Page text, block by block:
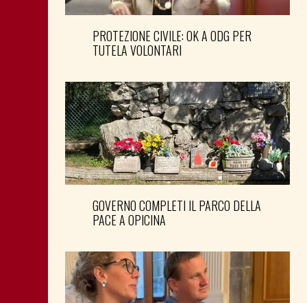
PROTEZIONE CIVILE: OK A ODG PER
TUTELA VOLONTARI
GOVERNO COMPLETI IL PARCO DELLA
PACE A OPICINA